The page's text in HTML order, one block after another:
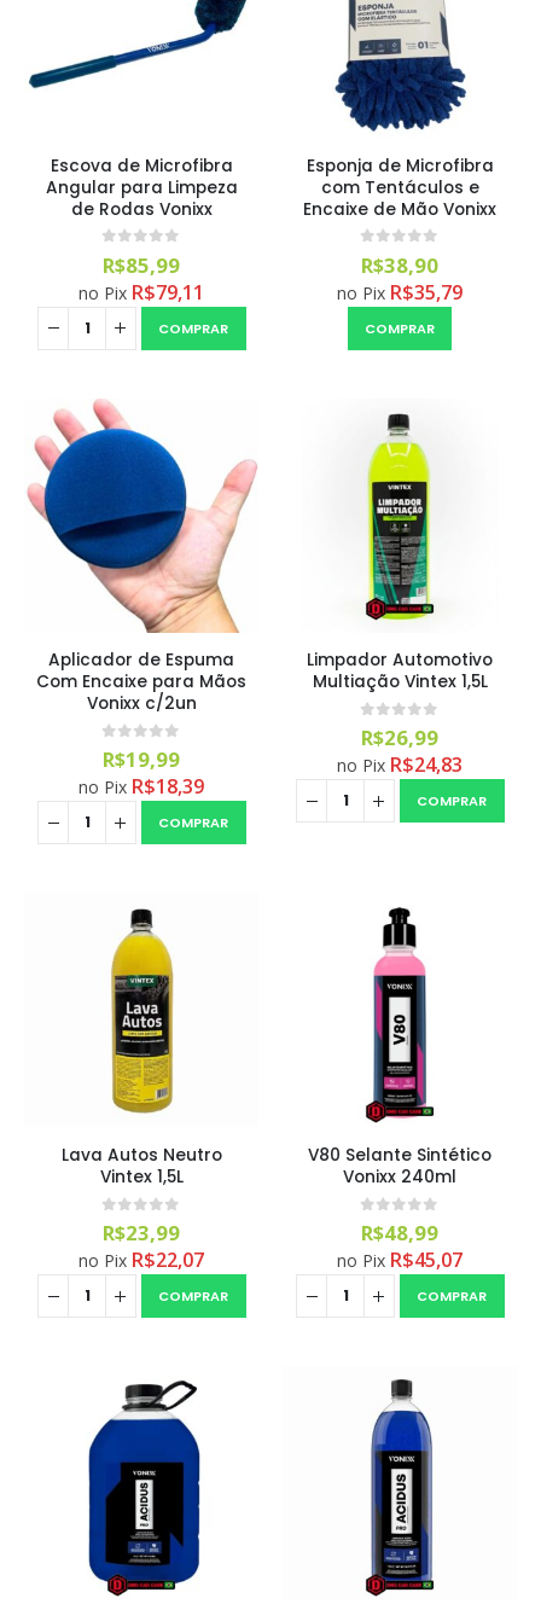
Escova de Microfibra
Angular para Limpeza
de Rodas Vonixx
R$85,99
no Pix R$79,11
COMPRAR
Esponja de Microfibra
com Tentáculos e
Encaixe de Mão Vonixx
R$38,90
no Pix R$35,79
COMPRAR
Aplicador de Espuma
Com Encaixe para Mãos
Vonixx c/2un
0 out of 5
R$19,99
no Pix R$18,39
COMPRAR
Limpador Automotivo
Multiação Vintex 1,5L
0 out of 5
R$26,99
no Pix R$24,83
COMPRAR
Lava Autos Neutro
Vintex 1,5L
0 out of 5
R$23,99
no Pix R$22,07
COMPRAR
V80 Selante Sintético
Vonixx 240ml
0 out of 5
R$48,99
no Pix R$45,07
COMPRAR